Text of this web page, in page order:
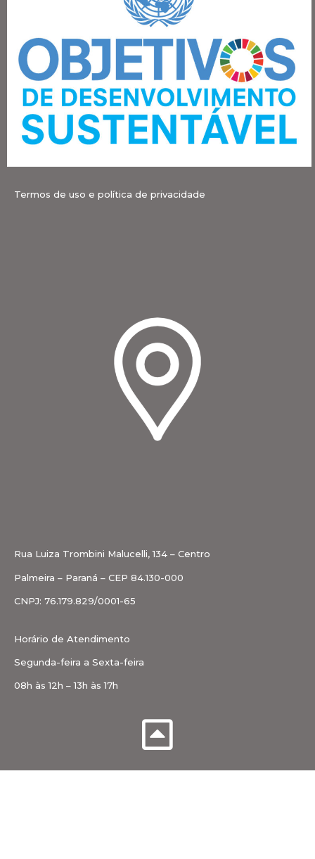
Termos de uso e política de privacidade
Rua Luiza Trombini Malucelli, 134 – Centro
Palmeira – Paraná – CEP 84.130-000
CNPJ: 76.179.829/0001-65
Horário de Atendimento
Segunda-feira a Sexta-feira
08h às 12h – 13h às 17h